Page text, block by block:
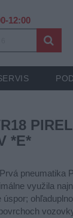
*E*
pneumatika
využila
úspor;
12:00